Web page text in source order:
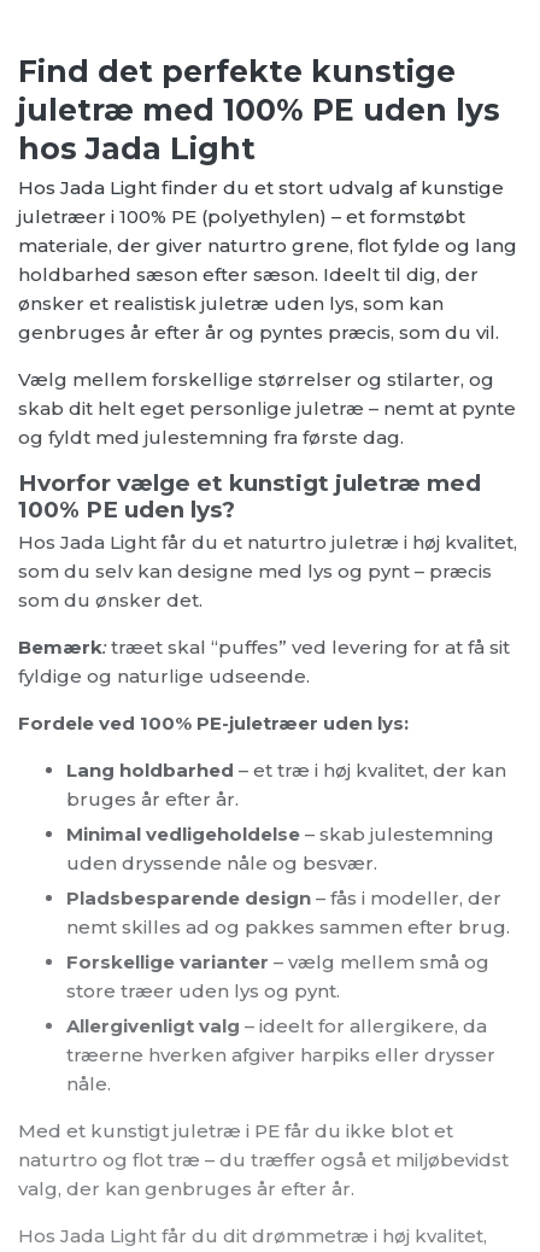
Find det perfekte kunstige
juletræ med 100% PE uden lys
hos Jada Light
Hos Jada Light finder du et stort udvalg af kunstige
juletræer i 100% PE (polyethylen) – et formstøbt
materiale, der giver naturtro grene, flot fylde og lang
holdbarhed sæson efter sæson. Ideelt til dig, der
ønsker et realistisk juletræ uden lys, som kan
genbruges år efter år og pyntes præcis, som du vil.
Vælg mellem forskellige størrelser og stilarter, og
skab dit helt eget personlige juletræ – nemt at pynte
og fyldt med julestemning fra første dag.
Hvorfor vælge et kunstigt juletræ med
100% PE uden lys?
Hos Jada Light får du et naturtro juletræ i høj kvalitet,
som du selv kan designe med lys og pynt – præcis
som du ønsker det.
Bemærk:træet skal “puffes” ved levering for at få sit
fyldige og naturlige udseende.
Fordele ved 100% PE-juletræer uden lys:
Lang holdbarhed – et træ i høj kvalitet, der kan
bruges år efter år.
Minimal vedligeholdelse – skab julestemning
uden dryssende nåle og besvær.
Pladsbesparende design – fås i modeller, der
nemt skilles ad og pakkes sammen efter brug.
Forskellige varianter – vælg mellem små og
store træer uden lys og pynt.
Allergivenligt valg – ideelt for allergikere, da
træerne hverken afgiver harpiks eller drysser
nåle.
Med et kunstigt juletræ i PE får du ikke blot et
naturtro og flot træ – du træffer også et miljøbevidst
valg, der kan genbruges år efter år.
Hos Jada Light får du dit drømmetræ i høj kvalitet,